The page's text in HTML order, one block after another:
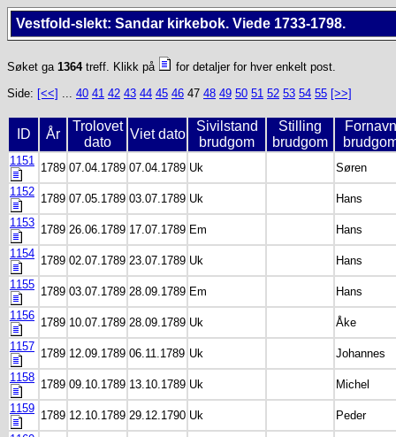
Vestfold-slekt: Sandar kirkebok. Viede 1733-1798.
Søket ga 1364treff. Klikk på
for detaljer for hver enkelt post.
Side: [<<] ... 40 41 42 43 44 45 46 47 48 49 50 51 52 53 54 55 [>>]
ID År
Trolovet
dato
Viet dato
Sivilstand
brudgom
Stilling
brudgom
Fornavn
1151
1789 07.04.1789 07.04.1789 Uk
Søren
1152
1789 07.05.1789 03.07.1789 Uk
Hans
1153
1789 26.06.1789 17.07.1789 Em
Hans
1154
1789 02.07.1789 23.07.1789 Uk
Hans
1155
1789 03.07.1789 28.09.1789 Em
Hans
1156
1789 10.07.1789 28.09.1789 Uk
Åke
1157
1789 12.09.1789 06.11.1789 Uk
Johannes
1158
1789 09.10.1789 13.10.1789 Uk
Michel
1159
1789 12.10.1789 29.12.1790 Uk
Peder